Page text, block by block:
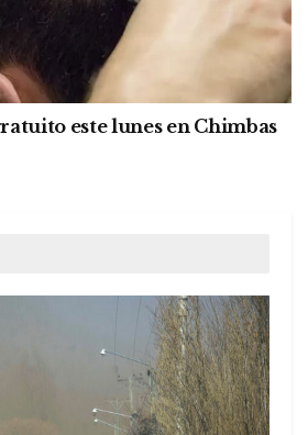
este lunes en Chimbas